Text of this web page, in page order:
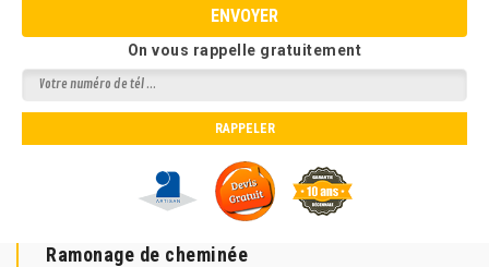
On vous rappelle gratuitement
Ramonage de cheminée